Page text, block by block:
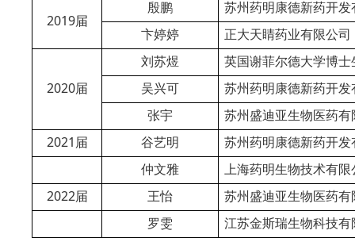
2019届
殷鹏
苏州药明康德新药开发
卞婷婷
正大天睛药业有限公司
2020届
刘苏煜 英国谢菲尔德大学博士
吴兴可
苏州药明康德新药开发
张宇
苏州盛迪亚生物医药有
2021 届 谷艺明
苏州药明康德新药开发
仲文雅
上海药明生物技术有限
2022届 王怡
苏州盛迪亚生物医药有
罗雯
江苏金斯瑞生物科技有